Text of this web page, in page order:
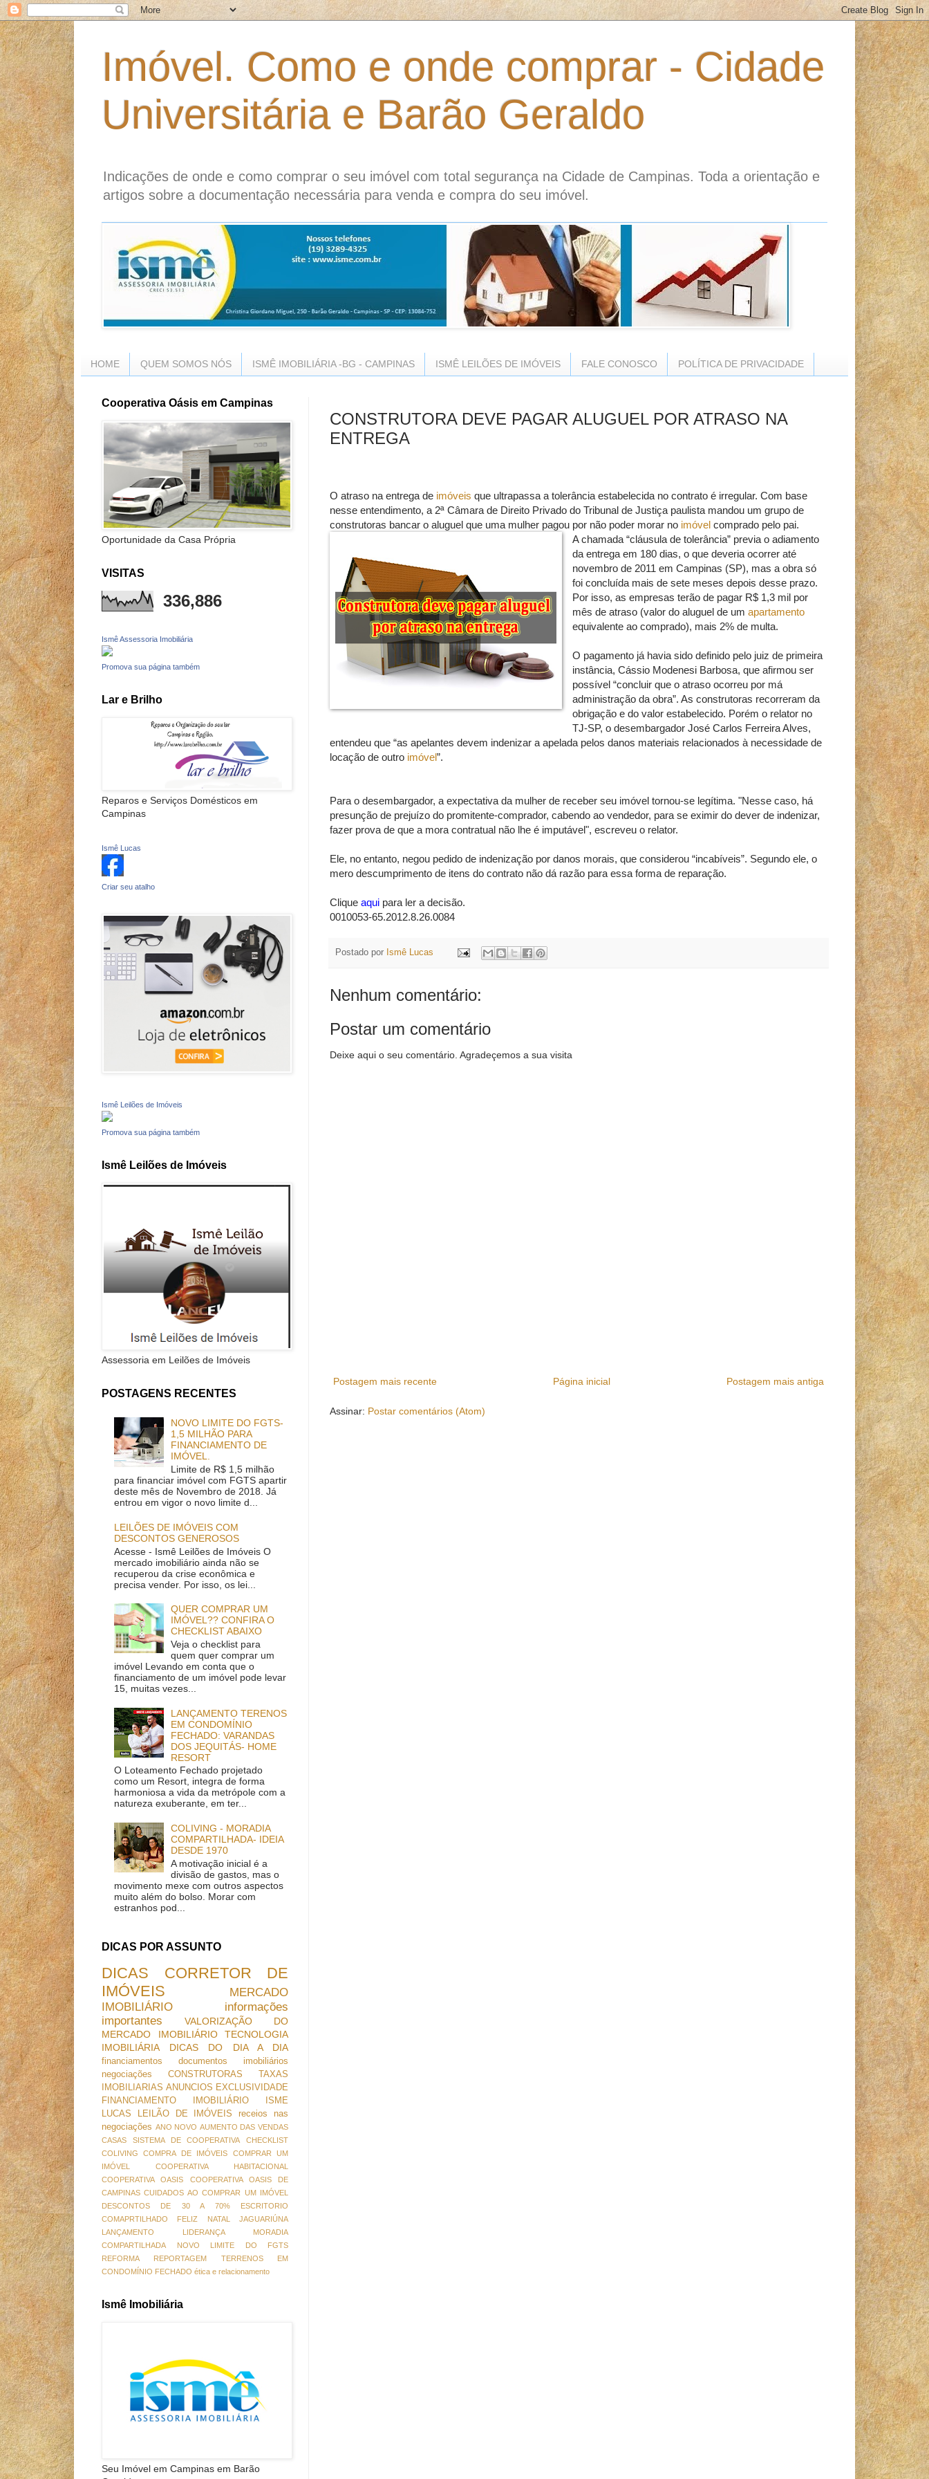
Imóvel. Como e onde comprar - Cidade
Universitária e Barão Geraldo
Indicações de onde e como comprar o seu imóvel com total segurança na Cidade de Campinas. Toda a orientação e
artigos sobre a documentação necessária para venda e compra do seu imóvel.
HOME QUEM SOMOS NÓS ISMÊ IMOBILIÁRIA -BG - CAMPINAS ISMÊ LEILÕES DE IMÓVEIS FALE CONOSCO POLÍTICA DE PRIVACIDADE
CONSTRUTORA DEVE PAGAR ALUGUEL POR ATRASO NA
ENTREGA
O atraso na entrega de imóveis que ultrapassa a tolerância estabelecida no contrato é irregular. Com base
nesse entendimento, a 2ª Câmara de Direito Privado do Tribunal de Justiça paulista mandou um grupo de
construtoras bancar o aluguel que uma mulher pagou por não poder morar no imóvel comprado pelo pai.
A chamada “cláusula de tolerância” previa o adiamento
da entrega em 180 dias, o que deveria ocorrer até
novembro de 2011 em Campinas (SP), mas a obra só
foi concluída mais de sete meses depois desse prazo.
Por isso, as empresas terão de pagar R$ 1,3 mil por
mês de atraso (valor do aluguel de umapartamento
equivalente ao comprado), mais 2% de multa.
O pagamento já havia sido definido pelo juiz de primeira
instância, Cássio Modenesi Barbosa, que afirmou ser
possível “concluir que o atraso ocorreu por má
administração da obra”. As construtoras recorreram da
obrigação e do valor estabelecido. Porém o relator no
TJ-SP, o desembargador José Carlos Ferreira Alves,
entendeu que “as apelantes devem indenizar a apelada pelos danos materiais relacionados à necessidade de
locação de outro imóvel”.
Para o desembargador, a expectativa da mulher de receber seu imóvel tornou-se legítima. "Nesse caso, há
presunção de prejuízo do promitente-comprador, cabendo ao vendedor, para se eximir do dever de indenizar,
fazer prova de que a mora contratual não lhe é imputável", escreveu o relator.
Ele, no entanto, negou pedido de indenização por danos morais, que considerou “incabíveis”. Segundo ele, o
mero descumprimento de itens do contrato não dá razão para essa forma de reparação.
Clique aqui para ler a decisão.
0010053-65.2012.8.26.0084
Postado por Ismê Lucas
Nenhum comentário:
Postar um comentário
Deixe aqui o seu comentário. Agradeçemos a sua visita
Postagem mais recente Postagem mais antiga
Página inicial
Assinar: Postar comentários (Atom)
Cooperativa Oásis em Campinas
Oportunidade da Casa Própria
VISITAS
336,886
Ismê Assessoria Imobiliária
Promova sua página também
Lar e Brilho
Reparos e Serviços Domésticos em
Campinas
Ismê Lucas
Criar seu atalho
Ismê Leilões de Imóveis
Promova sua página também
Ismê Leilões de Imóveis
Assessoria em Leilões de Imóveis
POSTAGENS RECENTES
NOVO LIMITE DO FGTS-
1,5 MILHÃO PARA
FINANCIAMENTO DE
IMÓVEL.
Limite de R$ 1,5 milhão
para financiar imóvel com FGTS apartir
deste mês de Novembro de 2018. Já
entrou em vigor o novo limite d...
LEILÕES DE IMÓVEIS COM
DESCONTOS GENEROSOS
Acesse - Ismê Leilões de Imóveis O
mercado imobiliário ainda não se
recuperou da crise econômica e
precisa vender. Por isso, os lei...
QUER COMPRAR UM
IMÓVEL?? CONFIRA O
CHECKLIST ABAIXO
Veja o checklist para
quem quer comprar um
imóvel Levando em conta que o
financiamento de um imóvel pode levar
15, muitas vezes...
LANÇAMENTO TERENOS
EM CONDOMÍNIO
FECHADO: VARANDAS
DOS JEQUITÁS- HOME
RESORT
O Loteamento Fechado projetado
como um Resort, integra de forma
harmoniosa a vida da metrópole com a
natureza exuberante, em ter...
COLIVING - MORADIA
COMPARTILHADA- IDEIA
DESDE 1970
A motivação inicial é a
divisão de gastos, mas o
movimento mexe com outros aspectos
muito além do bolso. Morar com
estranhos pod...
DICAS POR ASSUNTO
DICAS
CORRETOR DE
IMÓVEIS
MERCADO
IMOBILIÁRIO
informações
importantes
VALORIZAÇÃO DO
MERCADO IMOBILIÁRIO
TECNOLOGIA
IMOBILIÁRIA
DICAS DO DIA A DIA
financiamentos
documentos imobiliários
negociações
CONSTRUTORAS
TAXAS
IMOBILIARIAS ANUNCIOS EXCLUSIVIDADE
FINANCIAMENTO IMOBILIÁRIO
ISME
LUCAS
LEILÃO DE IMÓVEIS
receios nas
negociações ANO NOVO AUMENTO DAS VENDAS
CASAS SISTEMA DE COOPERATIVA
CHECKLIST
COLIVING
COMPRA DE IMÓVEIS
COMPRAR UM
IMÓVEL
COOPERATIVA HABITACIONAL
COOPERATIVA OASIS
COOPERATIVA OASIS DE
CAMPINAS CUIDADOS AO COMPRAR UM IMÓVEL
DESCONTOS DE 30 A 70%
ESCRITORIO
COMAPRTILHADO
FELIZ NATAL
JAGUARIÚNA
LANÇAMENTO
LIDERANÇA
MORADIA
COMPARTILHADA
NOVO LIMITE DO FGTS
REFORMA
REPORTAGEM
TERRENOS EM
CONDOMÍNIO FECHADO ética e relacionamento
Ismê Imobiliária
Seu Imóvel em Campinas em Barão